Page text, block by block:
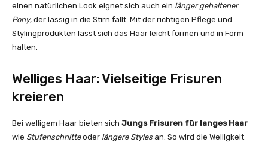
einen natürlichen Look eignet sich auch ein länger gehaltener
Pony, der lässig in die Stirn fällt. Mit der richtigen Pflege und
Stylingprodukten lässt sich das Haar leicht formen und in Form
halten.
Welliges Haar: Vielseitige Frisuren
kreieren
Bei welligem Haar bieten sich Jungs Frisuren für langes Haar
wie Stufenschnitteoder längere Styles an. So wird die Welligkeit